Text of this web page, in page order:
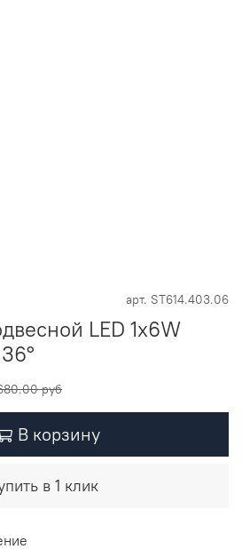
арт. ST614.403.06
LED 1x6W
руб
В корзину
в 1 клик